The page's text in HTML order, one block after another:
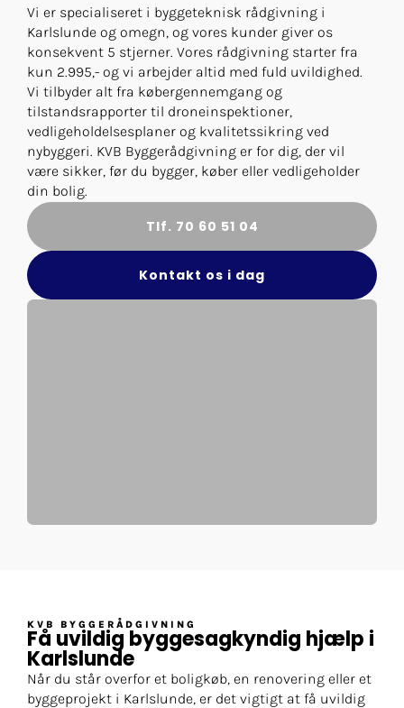
Vi er specialiseret i byggeteknisk rådgivning i
Karlslunde og omegn, og vores kunder giver os
konsekvent 5 stjerner. Vores rådgivning starter fra
kun 2.995,- og vi arbejder altid med fuld uvildighed.
Vi tilbyder alt fra købergennemgang og
tilstandsrapporter til droneinspektioner,
vedligeholdelsesplaner og kvalitetssikring ved
nybyggeri. KVB Byggerådgivning er for dig, der vil
være sikker, før du bygger, køber eller vedligeholder
din bolig.
Tlf. 70 60 51 04
Kontakt os i dag
KVB BYGGERÅDGIVNING
Få uvildig byggesagkyndig hjælp i
Karlslunde
Når du står overfor et boligkøb, en renovering eller et
byggeprojekt i Karlslunde, er det vigtigt at få uvildig